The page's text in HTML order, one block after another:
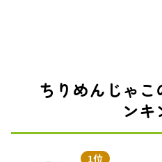
ちりめんじゃこ
ンキ
1位